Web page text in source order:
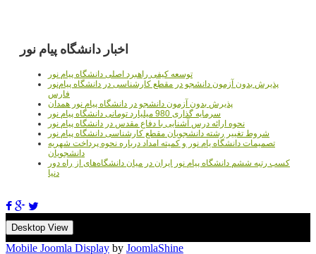
اخبار دانشگاه پیام نور
توسعه کیفی راهبرد اصلی دانشگاه پیام نور
پذیرش بدون آزمون دانشجو در مقطع کارشناسی در دانشگاه پیام‌نور
فارس
پذیرش بدون آزمون دانشجو در دانشگاه پیام نور همدان
سرمایه گذاری 980 میلیارد تومانی دانشگاه پیام نور
نحوه ارائه درس آشنایی با دفاع مقدس در دانشگاه پیام نور
شروط تغییر رشته دانشجویان مقطع کارشناسی دانشگاه پیام نور
تصمیمات دانشگاه یام نور و کمیته امداد درباره نحوه پرداخت شهریه
دانشجویان
کسب رتبه ششم دانشگاه پیام نور ایران در میان دانشگاه‌های از راه دور
دنیا
Desktop View
Mobile Joomla Display by JoomlaShine